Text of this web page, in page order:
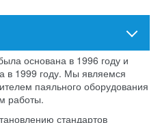
основана в 1996 году и
в 1999 году. Мы являемся
паяльного оборудования
работы.
стандартов